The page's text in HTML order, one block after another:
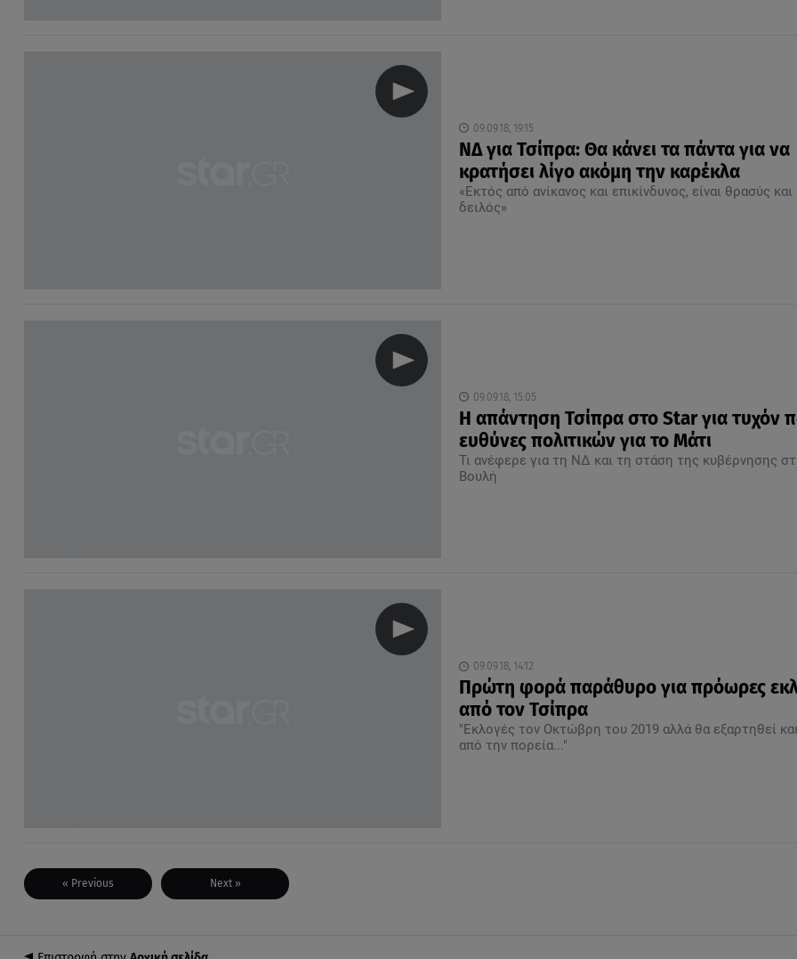
09.09.18, 19:15
ΝΔ για Τσίπρα: Θα κάνει τα πάντα για να
κρατήσει λίγο ακόμη την καρέκλα
«Εκτός από ανίκανος και επικίνδυνος, είναι θρασύς και
δειλός»
09.09.18, 15:05
Η απάντηση Τσίπρα στο Star για τυχόν
ευθύνες πολιτικών για το Μάτι
Τι ανέφερε για τη ΝΔ και τη στάση της κυβέρνησης
Βουλή
09.09.18, 14:12
Πρώτη φορά παράθυρο για πρόωρες
από τον Τσίπρα
"Εκλογές τον Οκτώβρη του 2019 αλλά θα εξαρτηθεί και
από την πορεία..."
« Previous Next »